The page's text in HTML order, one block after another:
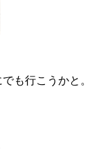
も行こうかと。